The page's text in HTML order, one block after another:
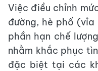
Việc điều chỉnh
đường, hè phố
phần hạn chế
nhằm khắc phục
đặc biệt tại các